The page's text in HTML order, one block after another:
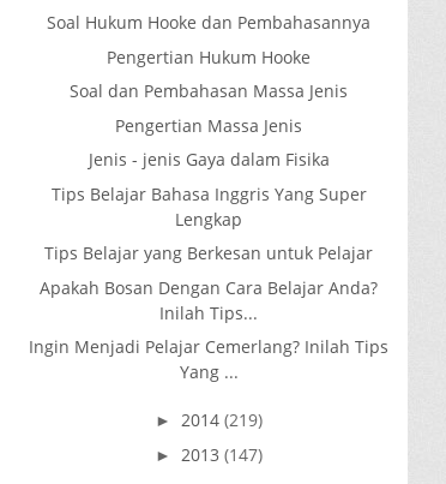
Soal Hukum Hooke dan Pembahasannya
Pengertian Hukum Hooke
Soal dan Pembahasan Massa Jenis
Pengertian Massa Jenis
Jenis - jenis Gaya dalam Fisika
Tips Belajar Bahasa Inggris Yang Super
Lengkap
Tips Belajar yang Berkesan untuk Pelajar
Apakah Bosan Dengan Cara Belajar Anda?
Inilah Tips...
Ingin Menjadi Pelajar Cemerlang? Inilah Tips
Yang ...
► 2014 (219)
► 2013 (147)